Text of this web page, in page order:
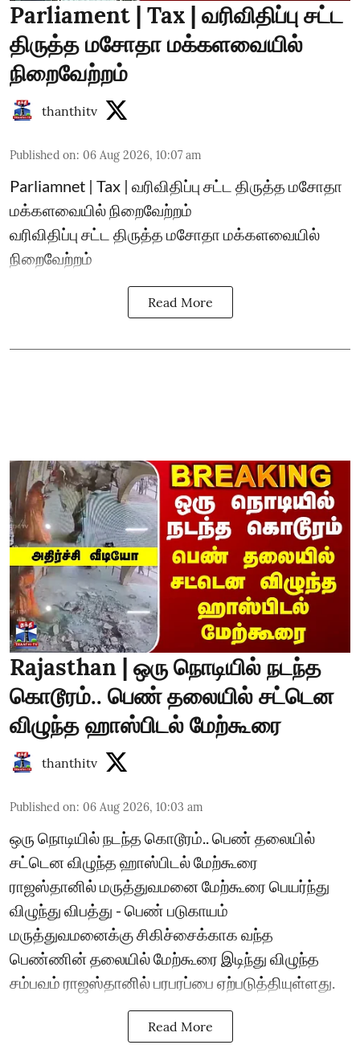
Parliament | Tax | வரிவிதிப்பு சட்ட
திருத்த மசோதா மக்களவையில்
நிறைவேற்றம்
thanthitv
Published on: 06 Aug 2026, 10:07 am
Parliamnet | Tax | வரிவிதிப்பு சட்ட திருத்த மசோதா
மக்களவையில் நிறைவேற்றம்
வரிவிதிப்பு சட்ட திருத்த மசோதா மக்களவையில்
நிறைவேற்றம்
Read More
Rajasthan | ஒரு நொடியில் நடந்த
கொடூரம்.. பெண் தலையில் சட்டென
விழுந்த ஹாஸ்பிடல் மேற்கூரை
thanthitv
Published on: 06 Aug 2026, 10:03 am
ஒரு நொடியில் நடந்த கொடூரம்.. பெண் தலையில்
சட்டென விழுந்த ஹாஸ்பிடல் மேற்கூரை
ராஜஸ்தானில் மருத்துவமனை மேற்கூரை பெயர்ந்து
விழுந்து விபத்து - பெண் படுகாயம்
மருத்துவமனைக்கு சிகிச்சைக்காக வந்த
பெண்ணின் தலையில் மேற்கூரை இடிந்து விழுந்த
சம்பவம் ராஜஸ்தானில் பரபரப்பை ஏற்படுத்தியுள்ளது.
Read More